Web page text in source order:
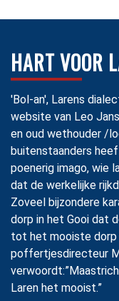
HART VOOR
'Bol-an', Larens
website van Leo
en oud wethouder /
buitenstaanders
poenerig imago, wie
dat de werkelijke
Zoveel bijzondere
dorp in het Gooi dat
tot het mooiste dorp
poffertjesdirecteur
Laren het mooist.”